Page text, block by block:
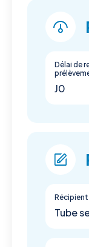
Délai de
J0
Tube